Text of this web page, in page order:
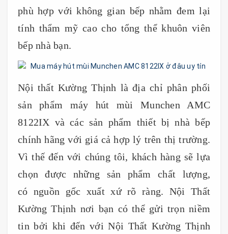
phù hợp với không gian bếp nhằm đem lại
tính thẩm mỹ cao cho tổng thể khuôn viên
bếp nhà bạn.
Nội thất Kường Thịnh là địa chỉ phân phối
sản phẩm máy hút mùi Munchen AMC
8122IX và các sản phẩm thiết bị nhà bếp
chính hãng với giá cả hợp lý trên thị trường.
Vì thế đến với chúng tôi, khách hàng sẽ lựa
chọn được những sản phẩm chất lượng,
có nguồn gốc xuất xứ rõ ràng. Nội Thất
Kường Thịnh nơi bạn có thể gửi trọn niềm
tin bởi khi đến với Nội Thất Kường Thịnh